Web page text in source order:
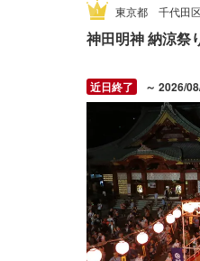
東京都 千代田
神田明神 納涼祭
～ 2026/08/09(日)